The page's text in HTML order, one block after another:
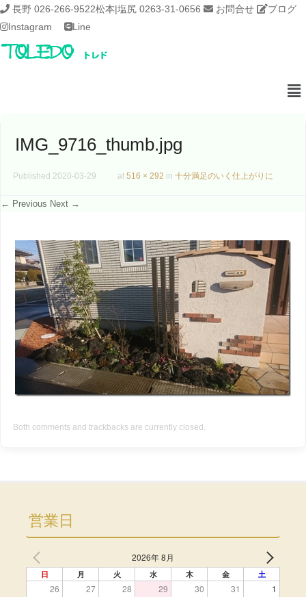
長野 026-266-9522松本|塩尻 0263-31-0656 お問合せ
ブログ
Instagram
Line
IMG_9716_thumb.jpg
Published 2020-03-29 at 516 × 292 in 十分満足のいく仕上がりに
← Previous Next →
Both comments and trackbacks are currently closed.
営業日
2026年 8月
日 月 火 水 木 金 土
26 27 28 29 30 31 1